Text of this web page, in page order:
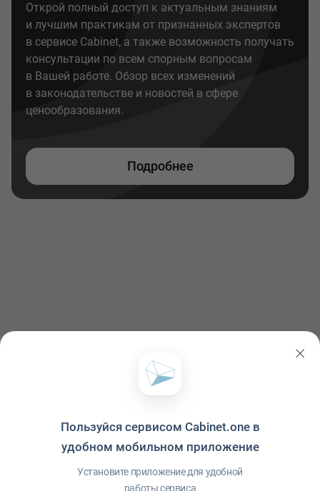
Открой полный доступ к актуальным знаниям
и лучшим практикам от признанных экспертов
в сервисе Cabinet, а также возможность получать
консультации по всем спорным вопросам
в Вашей работе. Обзор всех изменений
в законодательстве и новостей в сфере
ценообразования.
Подробнее
Политика конфиденциальности Условия использования
Приложение© ООО "Межрегиональный Информационный центр"
Пользуйся сервисом Cabinet.one в
удобном мобильном приложение
Установите приложение для удобной
работы сервиса